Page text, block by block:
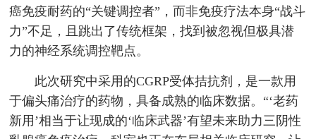
癌免疫耐药的“关键调控者”，而非免疫疗法本身“战斗
力”不足，且跳出了传统框架，找到被忽视但极具潜
力的神经系统调控靶点。
此次研究中采用的CGRP受体拮抗剂，是一款用
于偏头痛治疗的药物，具备成熟的临床数据。“‘老药
新用’相当于让现成的‘临床武器’有望未来助力三阴性